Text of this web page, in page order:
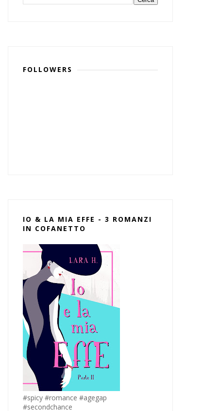
FOLLOWERS
IO & LA MIA EFFE - 3 ROMANZI
IN COFANETTO
#spicy #romance #agegap
#secondchance